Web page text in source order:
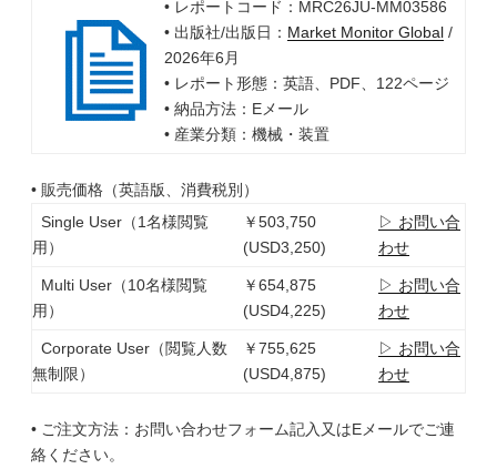
• レポートコード：MRC26JU-MM03586
• 出版社/出版日： Market Monitor Global/
2026年6月
• レポート形態：英語、PDF、122ページ
• 納品方法：Eメール
• 産業分類：機械・装置
• 販売価格（英語版、消費税別）
Single User（1名様閲覧
用）
￥503,750
(USD3,250)
▷ お問い合
わせ
Multi User（10名様閲覧
用）
￥654,875
(USD4,225)
▷ お問い合
わせ
Corporate User（閲覧人数
無制限）
￥755,625
(USD4,875)
▷ お問い合
わせ
• ご注文方法：お問い合わせフォーム記入又はEメールでご連
絡ください。